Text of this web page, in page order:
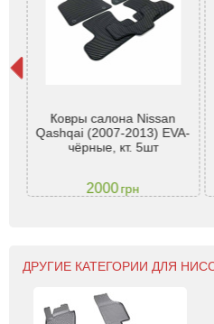
Ковры салона Nissan
Qashqai (2007-2013) EVA-
чёрные, кт. 5шт
2000грн
ДРУГИЕ КАТЕГОРИИ ДЛЯ